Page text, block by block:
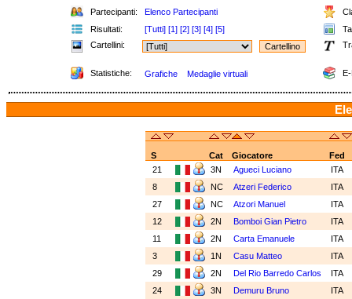
Partecipanti: Elenco Partecipanti
Risultati:
[Tutti] [1] [2] [3] [4] [5]
Cartellini:
Statistiche: Grafiche Medaglie virtuali
S Cat Giocatore Fed
21
3N Agueci Luciano
ITA
8
NC Atzeri Federico
ITA
27
NC Atzori Manuel
ITA
12
2N Bomboi Gian Pietro
ITA
11
2N Carta Emanuele
ITA
3
1N Casu Matteo
ITA
29
2N Del Rio Barredo Carlos
ITA
24
3N Demuru Bruno
ITA